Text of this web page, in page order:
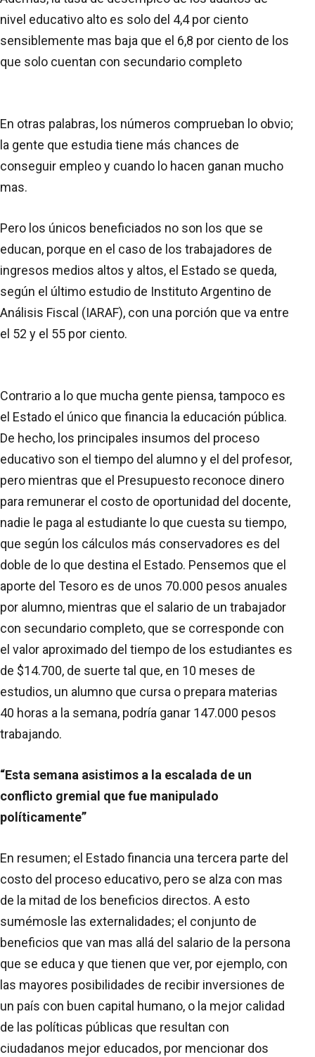
nivel educativo alto es solo del 4,4 por ciento
sensiblemente mas baja que el 6,8 por ciento de los
que solo cuentan con secundario completo
En otras palabras, los números comprueban lo obvio;
la gente que estudia tiene más chances de
conseguir empleo y cuando lo hacen ganan mucho
mas.
Pero los únicos beneficiados no son los que se
educan, porque en el caso de los trabajadores de
ingresos medios altos y altos, el Estado se queda,
según el último estudio de Instituto Argentino de
Análisis Fiscal (IARAF), con una porción que va entre
el 52 y el 55 por ciento.
Contrario a lo que mucha gente piensa, tampoco es
el Estado el único que financia la educación pública.
De hecho, los principales insumos del proceso
educativo son el tiempo del alumno y el del profesor,
pero mientras que el Presupuesto reconoce dinero
para remunerar el costo de oportunidad del docente,
nadie le paga al estudiante lo que cuesta su tiempo,
que según los cálculos más conservadores es del
doble de lo que destina el Estado. Pensemos que el
aporte del Tesoro es de unos 70.000 pesos anuales
por alumno, mientras que el salario de un trabajador
con secundario completo, que se corresponde con
el valor aproximado del tiempo de los estudiantes es
de $14.700, de suerte tal que, en 10 meses de
estudios, un alumno que cursa o prepara materias
40 horas a la semana, podría ganar 147.000 pesos
trabajando.
“Esta semana asistimos a la escalada de un
conflicto gremial que fue manipulado
políticamente”
En resumen; el Estado financia una tercera parte del
costo del proceso educativo, pero se alza con mas
de la mitad de los beneficios directos. A esto
sumémosle las externalidades; el conjunto de
beneficios que van mas allá del salario de la persona
que se educa y que tienen que ver, por ejemplo, con
las mayores posibilidades de recibir inversiones de
un país con buen capital humano, o la mejor calidad
de las políticas públicas que resultan con
ciudadanos mejor educados, por mencionar dos